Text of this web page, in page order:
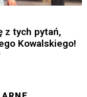
z tych pytań,
Kowalskiego!